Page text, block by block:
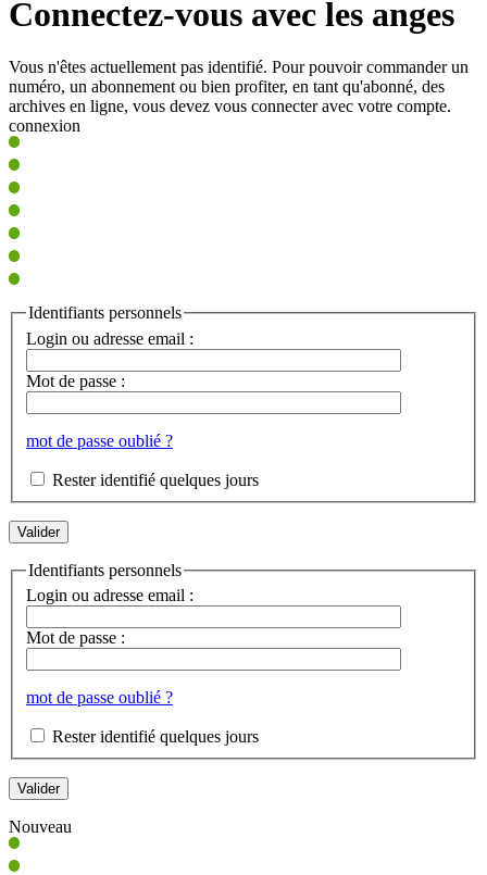
Connectez-vous avec les anges
Vous n'êtes actuellement pas identifié. Pour pouvoir commander un
numéro, un abonnement ou bien profiter, en tant qu'abonné, des
archives en ligne, vous devez vous connecter avec votre compte.
connexion
Identifiants personnels
Login ou adresse email :
Mot de passe :
mot de passe oublié ?
Rester identifié quelques jours
Identifiants personnels
Login ou adresse email :
Mot de passe :
mot de passe oublié ?
Rester identifié quelques jours
Nouveau